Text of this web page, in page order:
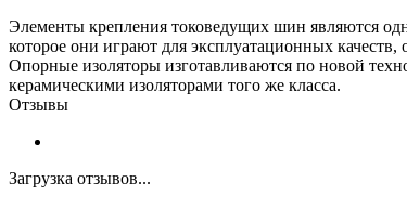
Элементы крепления токоведущих шин являются
которое они играют для эксплуатационных качеств,
Опорные изоляторы изготавливаются по новой
керамическими изоляторами того же класса.
Отзывы
Загрузка отзывов...